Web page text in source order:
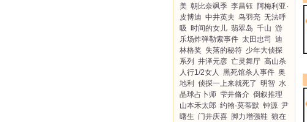
美 朝比奈飒季 李昌钰 阿梅利亚·
皮博迪 中井英夫 鸟羽亮 无法呼
吸 时间的女儿 翡翠岛 千山 游
乐场炸弹勒索事件 太田忠司
迪
林格奖 失落的秘符 少年大侦探
系列
井泽元彦 亡灵舞厅 高山杀
人行1/2女人 黑死馆杀人事件 奥
地利
侦探一上来就死了 明智 水
晶球占卜师 雫井脩介 倒叙推理
山本禾太郎 约翰·莫蒂默 钟源 尹
曙生 门井庆喜 脚力增强鞋 狼在